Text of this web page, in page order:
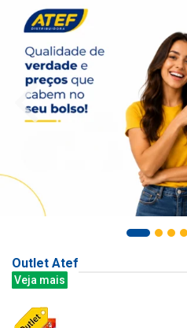
Outlet Atef
Veja mais